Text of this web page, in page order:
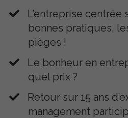
L’entreprise centrée
bonnes pratiques,
pièges !
​Le bonheur en
quel prix ?
​Retour sur 15 ans
management